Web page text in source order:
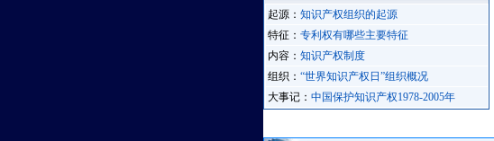
起源： 知识产权组织的起源
特征： 专利权有哪些主要特征
内容： 知识产权制度
组织： “世界知识产权日”组织概况
大事记： 中国保护知识产权1978-2005年